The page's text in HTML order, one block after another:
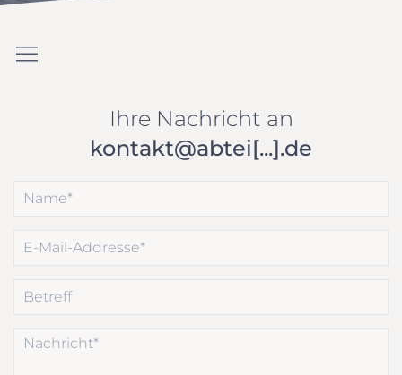
Ihre Nachricht an
kontakt@abtei[...].de